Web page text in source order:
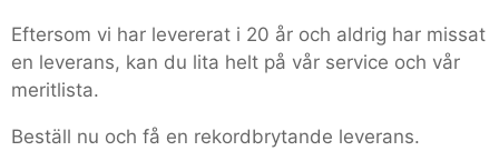
Eftersom vi har levererat i 20 år och aldrig har missat
en leverans, kan du lita helt på vår service och vår
meritlista.
Beställ nu och få en rekordbrytande leverans.